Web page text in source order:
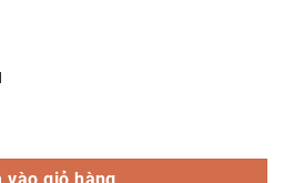
FV‑30GS4 số lượng